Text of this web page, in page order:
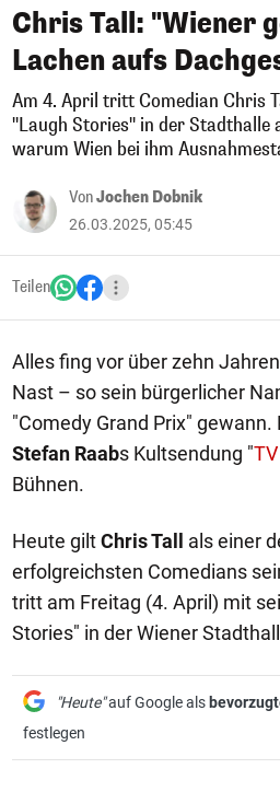
Chris Tall: "Wiener
Lachen aufs
Am 4. April tritt Comedian Chris
"Laugh Stories" in der Stadthalle
warum Wien bei ihm
VonJochen Dobnik
26.03.2025, 05:45
Teilen
Alles fing vor über zehn
Nast – so sein bürgerlicher
"Comedy Grand Prix"
Stefan Raabs Kultsendung "
Bühnen.
Heute giltChris Tall
als einer
erfolgreichsten Comedians
tritt am Freitag (4. April) mit
Stories" in der Wiener
"Heute"auf Google als
festlegen